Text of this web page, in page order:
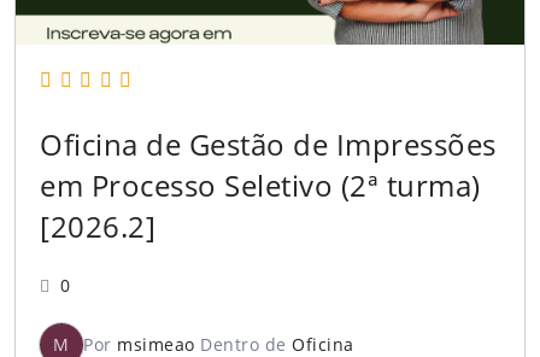
Oficina de Gestão de Impressões
em Processo Seletivo (2ª turma)
[2026.2]
0
M Por msimeao Dentro de Oficina